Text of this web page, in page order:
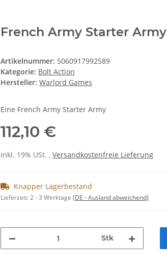
French Army Starter Army
Artikelnummer: 5060917992589
Kategorie: Bolt Action
Hersteller: Warlord Games
Eine French Army Starter Army
112,10 €
inkl. 19% USt. , Versandkostenfreie Lieferung
Knapper Lagerbestand
Lieferzeit:2 - 3 Werktage (DE - Ausland abweichend)
Stk